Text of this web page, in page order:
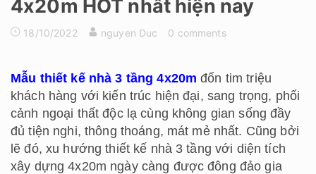
4x20m HOT nhất hiện nay
18/10/2022 nguyen Duc 0 comments
Mẫu thiết kế nhà 3 tầng 4x20m đốn tim triệu
khách hàng với kiến trúc hiện đại, sang trọng, phối
cảnh ngoại thất độc lạ cùng không gian sống đầy
đủ tiện nghi, thông thoáng, mát mẻ nhất. Cũng bởi
lẽ đó, xu hướng thiết kế nhà 3 tầng với diện tích
xây dựng 4x20m ngày càng được đông đảo gia